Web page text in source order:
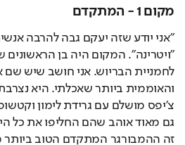
מקום 1 - המתקדם